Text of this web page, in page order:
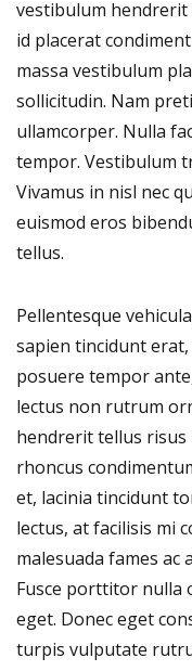
vestibulum hendrerit
id placerat
massa vestibulum
sollicitudin. Nam
ullamcorper. Nulla
tempor. Vestibulum
Vivamus in nisl nec
euismod eros
tellus.
Pellentesque
sapien tincidunt
posuere tempor
lectus non rutrum
hendrerit tellus risus
rhoncus
et, lacinia tincidunt
lectus, at facilisis mi
malesuada fames ac
Fusce porttitor nulla
eget. Donec eget
turpis vulputate